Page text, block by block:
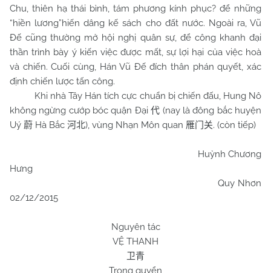
Chu, thiên hạ thái bình, tám phương kính phục? để những
“hiền lương”hiến dâng kế sách cho đất nước. Ngoài ra, Vũ
Đế cũng thường mở hội nghị quân sự, để công khanh đại
thần trình bày ý kiến việc được mất, sự lợi hại của việc hoà
và chiến. Cuối cùng, Hán Vũ Đế đích thân phán quyết, xác
định chiến lược tấn công.
Khi nhà Tây Hán tích cực chuẩn bị chiến đấu, Hung Nô
không ngừng cướp bóc quận Đại 代 (nay là đông bắc huyện
Uý 蔚 Hà Bắc 河北), vùng Nhạn Môn quan 雁门关. (còn tiếp)
Huỳnh Chương
Hưng
Quy Nhơn
02/12/2015
Nguyên tác
VỆ THANH
卫青
Trong quyển